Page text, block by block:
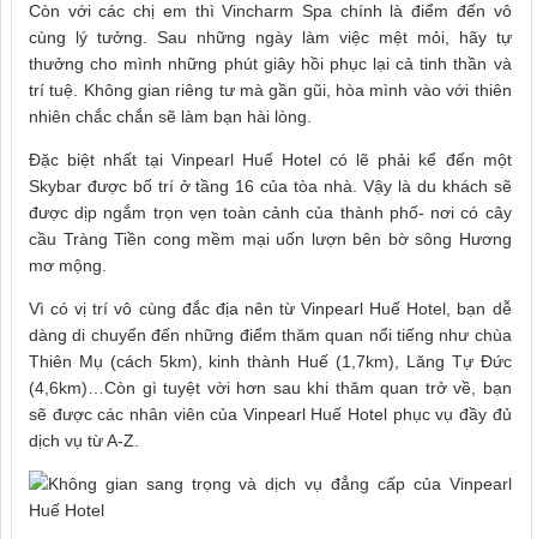
Còn với các chị em thì Vincharm Spa chính là điểm đến vô
cùng lý tưởng. Sau những ngày làm việc mệt mỏi, hãy tự
thưởng cho mình những phút giây hồi phục lại cả tinh thần và
trí tuệ. Không gian riêng tư mà gần gũi, hòa mình vào với thiên
nhiên chắc chắn sẽ làm bạn hài lòng.
Đặc biệt nhất tại Vinpearl Huế Hotel có lẽ phải kể đến một
Skybar được bố trí ở tầng 16 của tòa nhà. Vậy là du khách sẽ
được dịp ngắm trọn vẹn toàn cảnh của thành phố- nơi có cây
cầu Tràng Tiền cong mềm mại uốn lượn bên bờ sông Hương
mơ mộng.
Vì có vị trí vô cùng đắc địa nên từ Vinpearl Huế Hotel, bạn dễ
dàng di chuyển đến những điểm thăm quan nổi tiếng như chùa
Thiên Mụ (cách 5km), kinh thành Huế (1,7km), Lăng Tự Đức
(4,6km)…Còn gì tuyệt vời hơn sau khi thăm quan trở về, bạn
sẽ được các nhân viên của Vinpearl Huế Hotel phục vụ đầy đủ
dịch vụ từ A-Z.